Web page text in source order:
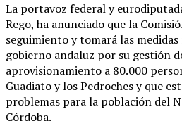
La portavoz federal y
Rego, ha anunciado que la
seguimiento y tomará las
gobierno andaluz por su gestión
aprovisionamiento a 80.000
Guadiato y los Pedroches y que
problemas para la población del
Córdoba.